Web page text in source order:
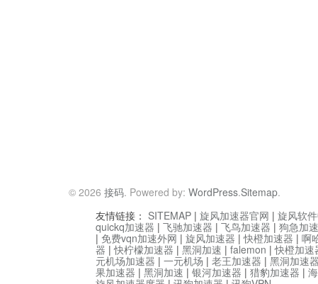
© 2026 接码. Powered by: WordPress.Sitemap.
友情链接： SITEMAP | 旋风加速器官网 | 旋风软
quickq加速器 | 飞驰加速器 | 飞鸟加速器 | 狗急加
| 免费vqn加速外网 | 旋风加速器 |快橙加速器 | 啊
器 |快柠檬加速器 | 黑洞加速 | falemon |快橙加速
元机场加速器 | 一元机场 | 老王加速器 | 黑洞加速器
果加速器 | 黑洞加速 | 银河加速器 | 猎豹加速器 |